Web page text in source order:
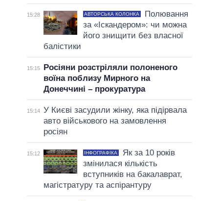
15:28 АВТОРСЬКА КОЛОНКА
Полювання
за «Іскандером»: чи можна
його знищити без власної
балістики
15:15
Росіяни розстріляли полоненого
воїна поблизу Мирного на
Донеччині – прокуратура
15:14 У Києві засудили жінку, яка підірвала
авто військового на замовлення
росіян
15:12 ІНФОГРАФІКА
Як за 10 років
змінилася кількість
вступників на бакалаврат,
магістратуру та аспірантуру